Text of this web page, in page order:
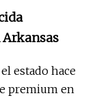
estado hace
premium en